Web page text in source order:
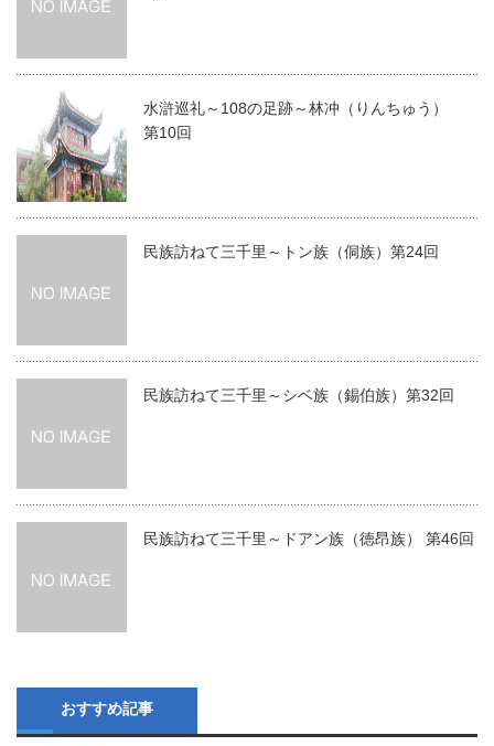
水滸巡礼～108の足跡～林冲（りんちゅう）
第10回
民族訪ねて三千里～トン族（侗族）第24回
民族訪ねて三千里～シベ族（錫伯族）第32回
民族訪ねて三千里～ドアン族（徳昂族） 第46回
おすすめ記事